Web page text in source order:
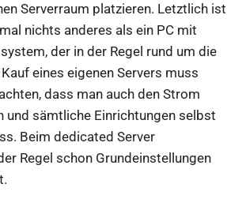
Serverraum platzieren. Letztlich ist
nichts anderes als ein PC mit
der in der Regel rund um die
eines eigenen Servers muss
dass man auch den Strom
und sämtliche Einrichtungen selbst
Beim dedicated Server
Regel schon Grundeinstellungen